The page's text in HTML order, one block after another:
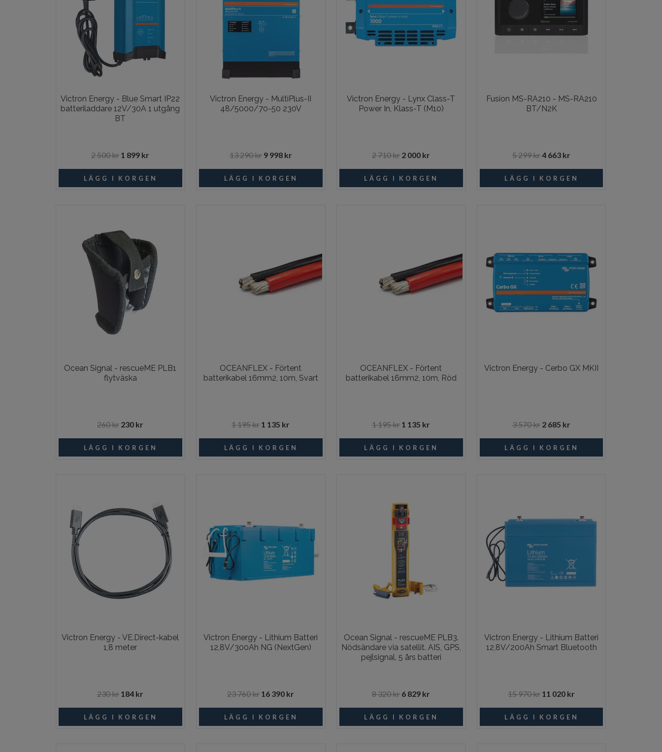
Victron Energy - Blue Smart IP22
batteriladdare 12V/30A 1 utgång
BT
2 500 kr 1 899 kr
I lager
Victron Energy - MultiPlus-II
48/5000/70-50 230V
13 290 kr 9 998 kr
Beställningsvara
Victron Energy - Lynx Class-T
Power In, Klass-T (M10)
2 710 kr 2 000 kr
I lager
Fusion MS-RA210 - MS-RA210
BT/N2K
5 299 kr4 663 kr
I lager
Ocean Signal - rescueME PLB1
flytväska
260 kr 230 kr
I lager
OCEANFLEX - Förtent
batterikabel 16mm2, 10m, Svart
1 195 kr 1 135 kr
I lager
OCEANFLEX - Förtent
batterikabel 16mm2, 10m, Röd
1 195 kr 1 135 kr
I lager
Victron Energy - Cerbo GX MKII
3 570 kr 2 685 kr
Beställningsvara
Victron Energy - VE.Direct-kabel
1,8 meter
230 kr 184 kr
I lager
Victron Energy - Lithium Batteri
12,8V/300Ah NG (NextGen)
23 760 kr 16 390 kr
Beställningsvara
Ocean Signal - rescueME PLB3.
Nödsändare via satellit. AIS, GPS,
pejlsignal, 5 års batteri
8 320 kr 6 829 kr
I lager
Victron Energy - Lithium Batteri
12,8V/200Ah Smart Bluetooth
15 970 kr 11 020 kr
Beställningsvara